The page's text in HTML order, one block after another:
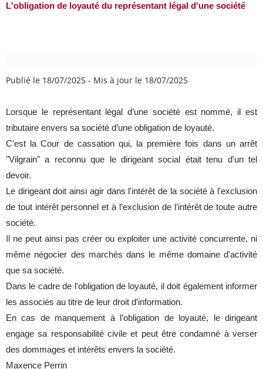
L'obligation de loyauté du représentant légal d'une société
Publié le 18/07/2025 - Mis à jour le 18/07/2025
Lorsque le représentant légal d’une société est nommé, il est
tributaire envers sa société d’une obligation de loyauté.
C’est la Cour de cassation qui, la première fois dans un arrêt
"Vilgrain" a reconnu que le dirigeant social était tenu d'un tel
devoir.
Le dirigeant doit ainsi agir dans l'intérêt de la société à l'exclusion
de tout intérêt personnel et à l’exclusion de l’intérêt de toute autre
société.
Il ne peut ainsi pas créer ou exploiter une activité concurrente, ni
même négocier des marchés dans le même domaine d'activité
que sa société.
Dans le cadre de l'obligation de loyauté, il doit également informer
les associés au titre de leur droit d’information.
En cas de manquement à l’obligation de loyauté, le dirigeant
engage sa responsabilité civile et peut être condamné à verser
des dommages et intérêts envers la société.
Maxence Perrin